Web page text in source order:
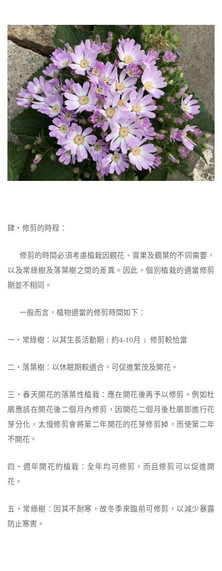
肆‧修剪的時程：
修剪的時間必須考慮植栽因觀花、賞果及觀葉的不同需要，
以及常綠樹及落葉樹之間的差異。因此，個別植栽的適當修剪
期並不相同。
一般而言，植物適當的修剪時間如下：
一‧常綠樹：以其生長活動期﹝約4-10月﹞ 修剪較恰當
二‧落葉樹：以休眠期較適合，可促進繁茂及開花。
三‧春天開花的落葉性植栽：應在開花後再予以修剪。例如杜
鵑應該在開花後二個月 內修剪，因開花二個月後杜鵑即進行花
芽分化，太慢修剪會將第二年開花的花芽修剪掉，而使第二年
不開花。
四‧週年開花的植栽：全年均可修剪，而且修剪可以促進開
花。
五‧常綠樹：因其不耐寒，故冬季來臨前可修剪，以減少暴露
防止寒害。